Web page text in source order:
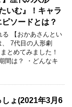
いむ』！キャラ
ソードとは？
【おかあさんとい
7代目の人形劇
とめてみました！
間は？ ・どんなキ
ょ(2021年3月6